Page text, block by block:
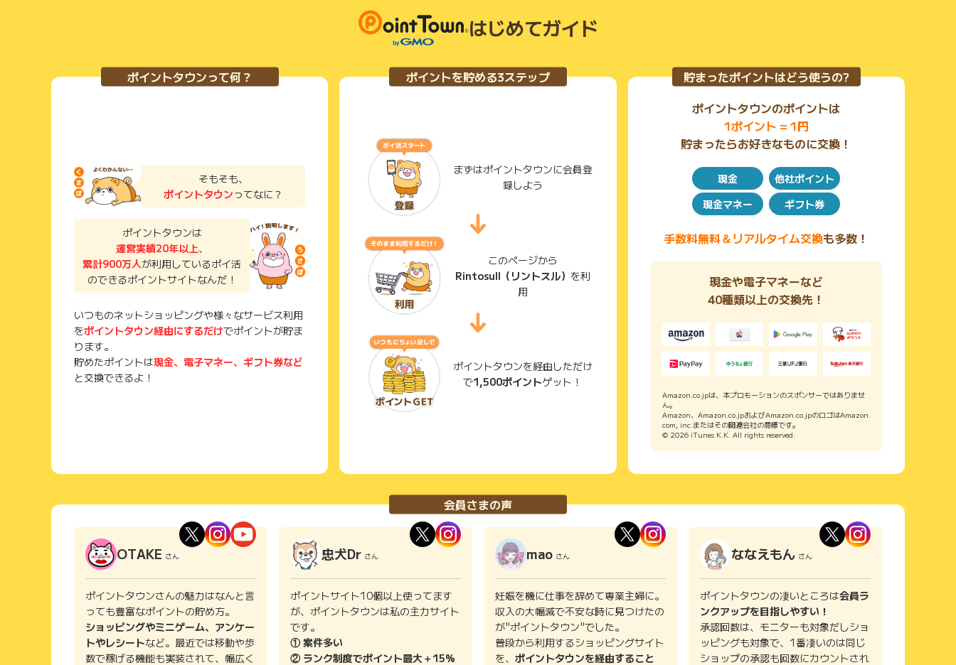
はじめてガイド
ポイントタウンって何？
そもそも、
ポイントタウンってなに？
ポイントタウンは
運営実績20年以上、
累計900万人が利用しているポイ活
のできるポイントサイトなんだ！
いつものネットショッピングや様々なサービス利用
をポイントタウン経由にするだけでポイントが貯ま
ります。
貯めたポイントは現金、電子マネー、ギフト券など
と交換できるよ！
ポイントを貯める3ステップ
まずはポイントタウンに会員登
録しよう
このページから
Rintosull（リントスル） を利
用
ポイントタウンを経由しただけ
で1,500ポイントゲット！
貯まったポイントはどう使うの?
ポイントタウンのポイントは
1ポイント = 1円
貯まったらお好きなものに交換！
現金
他社ポイント
現金マネー
ギフト券
手数料無料＆リアルタイム交換も多数！
現金や電子マネーなど
40種類以上の交換先！
Amazon.co.jpは、本プロモーションのスポンサーではありませ
ん。
Amazon、Amazon.co.jpおよびAmazon.co.jpのロゴはAmazon.
com, inc.またはその関連会社の商標です。
© 2026 iTunes K.K. All rights reserved.
会員さまの声
OTAKE さん
ポイントタウンさんの魅力はなんと言
っても豊富なポイントの貯め方。
ショッピングやミニゲーム、アンケー
トやレシートなど。最近では移動や歩
数で稼げる機能も実装されて、幅広く
忠犬Dr さん
ポイントサイト10個以上使ってます
が、ポイントタウンは私の主力サイト
です。
① 案件多い
② ランク制度でポイント最大＋15%
mao さん
妊娠を機に仕事を辞めて専業主婦に。
収入の大幅減で不安な時に見つけたの
が"ポイントタウン"でした。
普段から利用するショッピングサイト
を、 ポイントタウンを経由すること
ななえもん さん
ポイントタウンの凄いところは会員ラ
ンクアップを目指しやすい！
承認回数は、モニターも対象だしショ
ッピングも対象で、1番凄いのは同じ
ショップの承認も回数にカウントされ